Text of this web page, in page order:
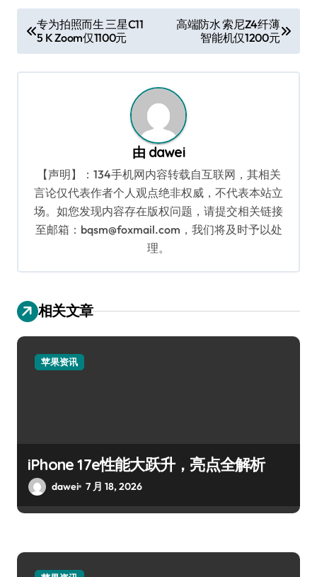
章
导
专为拍照而生 三星C11
5 K Zoom仅1100元
高端防水 索尼Z4纤薄
智能机仅1200元
由 dawei
【声明】：134手机网内容转载自互联网，其相关
言论仅代表作者个人观点绝非权威，不代表本站立
场。如您发现内容存在版权问题，请提交相关链接
至邮箱：bqsm@foxmail.com，我们将及时予以处
理。
相关文章
苹果资讯
iPhone 17e性能大跃升，亮点全解析
dawei 7 月 18, 2026